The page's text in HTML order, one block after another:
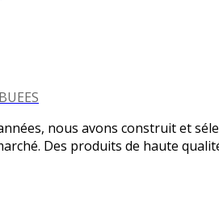
nous avons construit et
Des produits de haute